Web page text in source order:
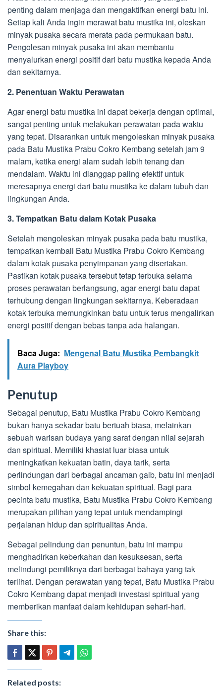
penting dalam menjaga dan mengaktifkan energi batu ini.
Setiap kali Anda ingin merawat batu mustika ini, oleskan
minyak pusaka secara merata pada permukaan batu.
Pengolesan minyak pusaka ini akan membantu
menyalurkan energi positif dari batu mustika kepada Anda
dan sekitarnya.
2. Penentuan Waktu Perawatan
Agar energi batu mustika ini dapat bekerja dengan optimal,
sangat penting untuk melakukan perawatan pada waktu
yang tepat. Disarankan untuk mengoleskan minyak pusaka
pada Batu Mustika Prabu Cokro Kembang setelah jam 9
malam, ketika energi alam sudah lebih tenang dan
mendalam. Waktu ini dianggap paling efektif untuk
meresapnya energi dari batu mustika ke dalam tubuh dan
lingkungan Anda.
3. Tempatkan Batu dalam Kotak Pusaka
Setelah mengoleskan minyak pusaka pada batu mustika,
tempatkan kembali Batu Mustika Prabu Cokro Kembang
dalam kotak pusaka penyimpanan yang disertakan.
Pastikan kotak pusaka tersebut tetap terbuka selama
proses perawatan berlangsung, agar energi batu dapat
terhubung dengan lingkungan sekitarnya. Keberadaan
kotak terbuka memungkinkan batu untuk terus mengalirkan
energi positif dengan bebas tanpa ada halangan.
Baca Juga: Mengenal Batu Mustika Pembangkit
Aura Playboy
Penutup
Sebagai penutup, Batu Mustika Prabu Cokro Kembang
bukan hanya sekadar batu bertuah biasa, melainkan
sebuah warisan budaya yang sarat dengan nilai sejarah
dan spiritual. Memiliki khasiat luar biasa untuk
meningkatkan kekuatan batin, daya tarik, serta
perlindungan dari berbagai ancaman gaib, batu ini menjadi
simbol kemegahan dan kekuatan spiritual. Bagi para
pecinta batu mustika, Batu Mustika Prabu Cokro Kembang
merupakan pilihan yang tepat untuk mendampingi
perjalanan hidup dan spiritualitas Anda.
Sebagai pelindung dan penuntun, batu ini mampu
menghadirkan keberkahan dan kesuksesan, serta
melindungi pemiliknya dari berbagai bahaya yang tak
terlihat. Dengan perawatan yang tepat, Batu Mustika Prabu
Cokro Kembang dapat menjadi investasi spiritual yang
memberikan manfaat dalam kehidupan sehari-hari.
Share this:
Related posts: